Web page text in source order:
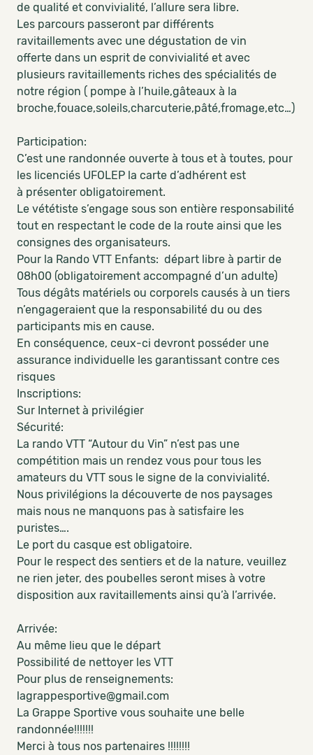
de qualité et convivialité, l’allure sera libre.
Les parcours passeront par différents
ravitaillements avec une dégustation de vin
offerte dans un esprit de convivialité et avec
plusieurs ravitaillements riches des spécialités de
notre région ( pompe à l’huile,gâteaux à la
broche,fouace,soleils,charcuterie,pâté,fromage,etc…)
Participation:
C’est une randonnée ouverte à tous et à toutes, pour
les licenciés UFOLEP la carte d’adhérent est
à présenter obligatoirement.
Le vététiste s’engage sous son entière responsabilité
tout en respectant le code de la route ainsi que les
consignes des organisateurs.
Pour la Rando VTT Enfants: départ libre à partir de
08h00 (obligatoirement accompagné d’un adulte)
Tous dégâts matériels ou corporels causés à un tiers
n’engageraient que la responsabilité du ou des
participants mis en cause.
En conséquence, ceux-ci devront posséder une
assurance individuelle les garantissant contre ces
risques
Inscriptions:
Sur Internet à privilégier
Sécurité:
La rando VTT “Autour du Vin” n’est pas une
compétition mais un rendez vous pour tous les
amateurs du VTT sous le signe de la convivialité.
Nous privilégions la découverte de nos paysages
mais nous ne manquons pas à satisfaire les
puristes….
Le port du casque est obligatoire.
Pour le respect des sentiers et de la nature, veuillez
ne rien jeter, des poubelles seront mises à votre
disposition aux ravitaillements ainsi qu’à l’arrivée.
Arrivée:
Au même lieu que le départ
Possibilité de nettoyer les VTT
Pour plus de renseignements:
lagrappesportive@gmail.com
La Grappe Sportive vous souhaite une belle
randonnée!!!!!!!
Merci à tous nos partenaires !!!!!!!!